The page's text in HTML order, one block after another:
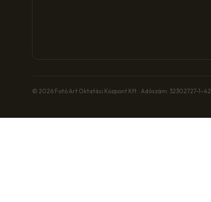
© 2026 Fotó Art Oktatási Központ Kft. · Adószám: 32302727-1-42